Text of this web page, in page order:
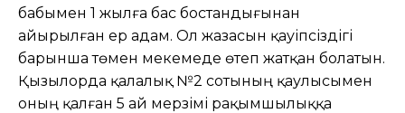
бабымен 1 жылға бас бостандығынан
айырылған ер адам. Ол жазасын қауіпсіздігі
барынша төмен мекемеде өтеп жатқан болатын.
Қызылорда қалалық №2 сотының қаулысымен
оның қалған 5 ай мерзімі рақымшылыққа